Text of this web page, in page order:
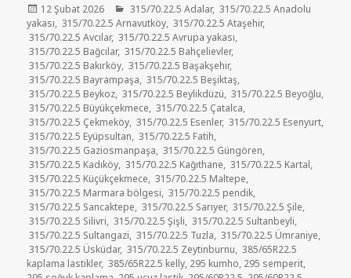
Yayın
tarihi
12 Şubat 2026 Kategoriler
315/70.22.5 Adalar, 315/70.22.5 Anadolu
yakası, 315/70.22.5 Arnavutköy, 315/70.22.5 Ataşehir,
315/70.22.5 Avcılar, 315/70.22.5 Avrupa yakası,
315/70.22.5 Bağcılar, 315/70.22.5 Bahçelievler,
315/70.22.5 Bakırköy, 315/70.22.5 Başakşehir,
315/70.22.5 Bayrampaşa, 315/70.22.5 Beşiktaş,
315/70.22.5 Beykoz, 315/70.22.5 Beylikdüzü, 315/70.22.5 Beyoğlu,
315/70.22.5 Büyükçekmece, 315/70.22.5 Çatalca,
315/70.22.5 Çekmeköy, 315/70.22.5 Esenler, 315/70.22.5 Esenyurt,
315/70.22.5 Eyüpsultan, 315/70.22.5 Fatih,
315/70.22.5 Gaziosmanpaşa, 315/70.22.5 Güngören,
315/70.22.5 Kadıköy, 315/70.22.5 Kağıthane, 315/70.22.5 Kartal,
315/70.22.5 Küçükçekmece, 315/70.22.5 Maltepe,
315/70.22.5 Marmara bölgesi, 315/70.22.5 pendik,
315/70.22.5 Sancaktepe, 315/70.22.5 Sarıyer, 315/70.22.5 Şile,
315/70.22.5 Silivri, 315/70.22.5 Şişli, 315/70.22.5 Sultanbeyli,
315/70.22.5 Sultangazi, 315/70.22.5 Tuzla, 315/70.22.5 Ümraniye,
315/70.22.5 Üsküdar, 315/70.22.5 Zeytinburnu, 385/65R22.5
kaplama lastikler, 385/65R22.5 kelly, 295 kumho, 295 semperit,